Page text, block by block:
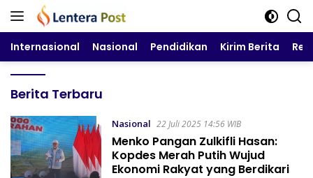
Langsung
Internasional Nasional Pendidikan Kirim Berita
LenteraPost
Berita Terbaru
Nasional 22 Juli 2025 14:56 WIB
Menko Pangan Zulkifli Hasan:
Kopdes Merah Putih Wujud
Ekonomi Rakyat yang Berdikari